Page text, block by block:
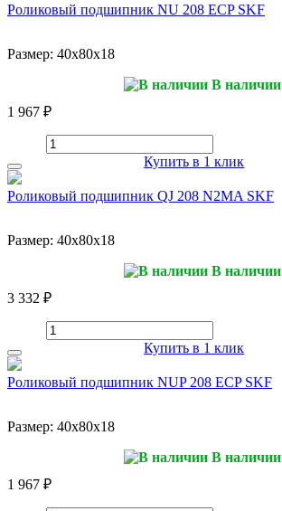
Роликовый подшипник NU 208 ECP SKF
Размер: 40x80x18
В наличии
1 967 ₽
Купить в 1 клик
Роликовый подшипник QJ 208 N2MA SKF
Размер: 40x80x18
В наличии
3 332 ₽
Купить в 1 клик
Роликовый подшипник NUP 208 ECP SKF
Размер: 40x80x18
В наличии
1 967 ₽